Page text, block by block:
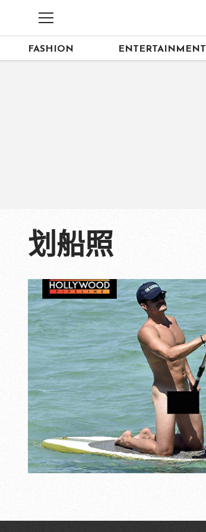
FASHION ENTERTAINMENT
划船照